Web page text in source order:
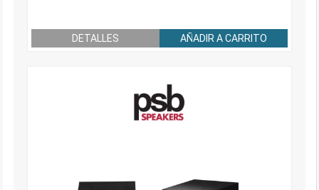
DETALLES AÑADIR A CARRITO